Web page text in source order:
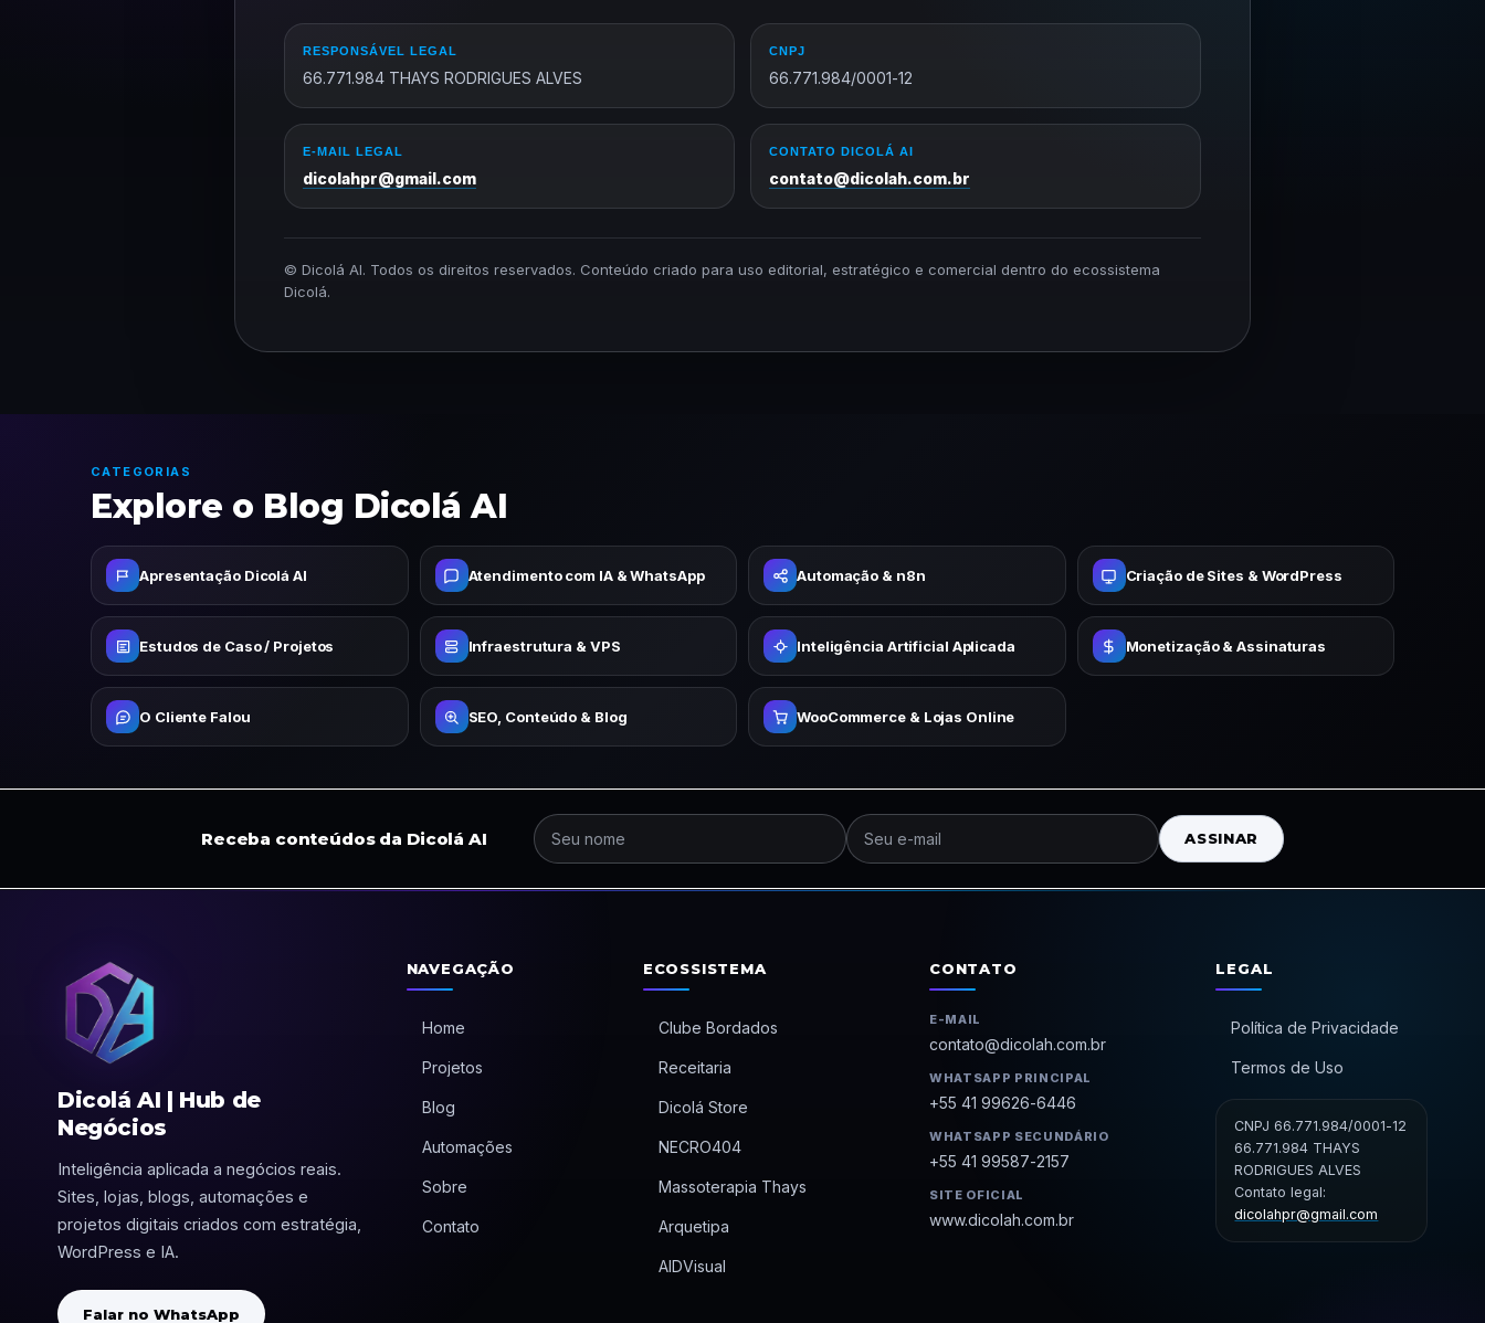
RESPONSÁVEL LEGAL
66.771.984 THAYS RODRIGUES ALVES
CNPJ
66.771.984/0001-12
E-MAIL LEGAL
dicolahpr@gmail.com
CONTATO DICOLÁ AI
contato@dicolah.com.br
© Dicolá AI. Todos os direitos reservados. Conteúdo criado para uso editorial, estratégico e comercial dentro do ecossistema
Dicolá.
CATEGORIAS
Explore o Blog Dicolá AI
Apresentação Dicolá AI Atendimento com IA & WhatsApp Automação & n8n Criação de Sites & WordPress
Estudos de Caso / Projetos Infraestrutura & VPS Inteligência Artificial Aplicada Monetização & Assinaturas
O Cliente Falou SEO, Conteúdo & Blog WooCommerce & Lojas Online
Receba conteúdos da Dicolá AI ASSINAR
Dicolá AI | Hub de
Negócios
Inteligência aplicada a negócios reais.
Sites, lojas, blogs, automações e
projetos digitais criados com estratégia,
WordPress e IA.
Falar no WhatsApp
NAVEGAÇÃO
Home
Projetos
Blog
Automações
Sobre
Contato
ECOSSISTEMA
Clube Bordados
Receitaria
Dicolá Store
NECRO404
Massoterapia Thays
Arquetipa
AIDVisual
CONTATO
E-MAIL
contato@dicolah.com.br
WHATSAPP PRINCIPAL
+55 41 99626-6446
WHATSAPP SECUNDÁRIO
+55 41 99587-2157
SITE OFICIAL
www.dicolah.com.br
LEGAL
Política de Privacidade
Termos de Uso
CNPJ 66.771.984/0001-12
66.771.984 THAYS
RODRIGUES ALVES
Contato legal:
dicolahpr@gmail.com